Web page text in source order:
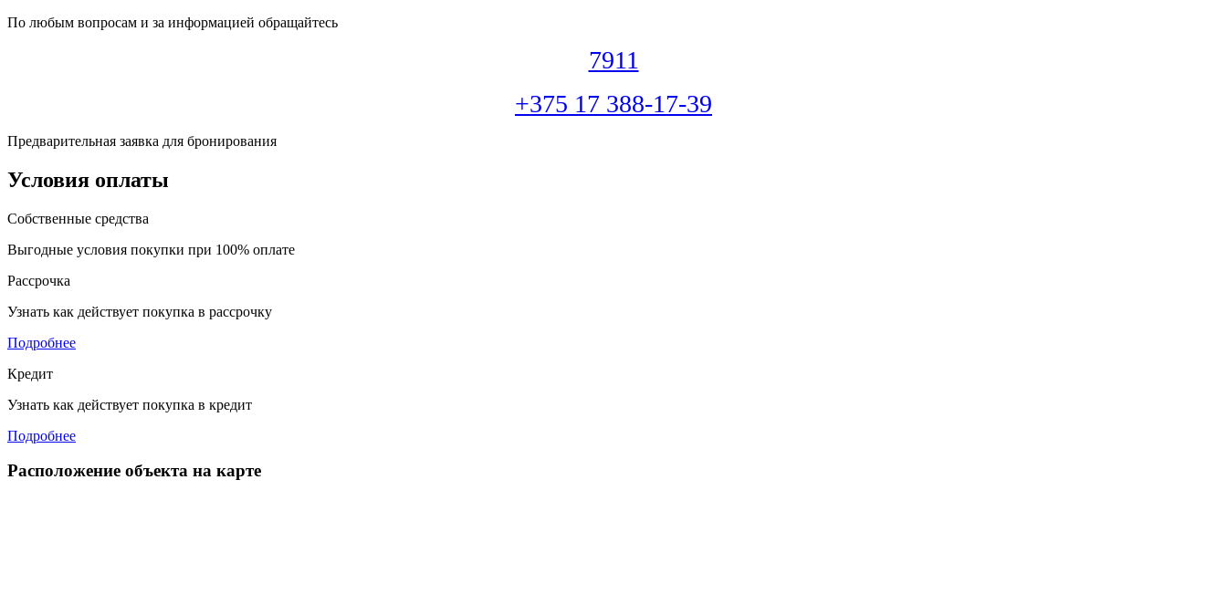
По любым вопросам и за информацией обращайтесь
7911
+375 17 388-17-39
Предварительная заявка для бронирования
Условия оплаты
Собственные средства
Выгодные условия покупки при 100% оплате
Рассрочка
Узнать как действует покупка в рассрочку
Подробнее
Кредит
Узнать как действует покупка в кредит
Подробнее
Расположение объекта на карте